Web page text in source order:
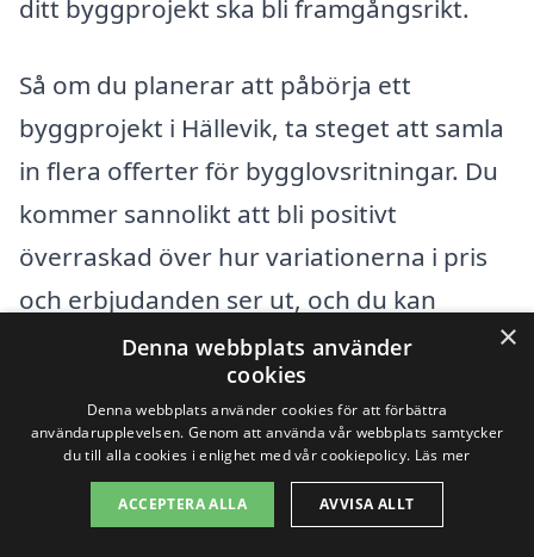
ditt byggprojekt ska bli framgångsrikt.
Så om du planerar att påbörja ett
byggprojekt i Hällevik, ta steget att samla
in flera offerter för bygglovsritningar. Du
kommer sannolikt att bli positivt
överraskad över hur variationerna i pris
och erbjudanden ser ut, och du kan
tryggt välja en samarbetspartner som
både passar din budget och uppfyller dina
krav.
Få 3 erbjudanden, gratis och utan
×
Denna webbplats använder
cookies
Denna webbplats använder cookies för att förbättra
användarupplevelsen. Genom att använda vår webbplats samtycker
du till alla cookies i enlighet med vår cookiepolicy. Läs mer
ACCEPTERA ALLA AVVISA ALLT